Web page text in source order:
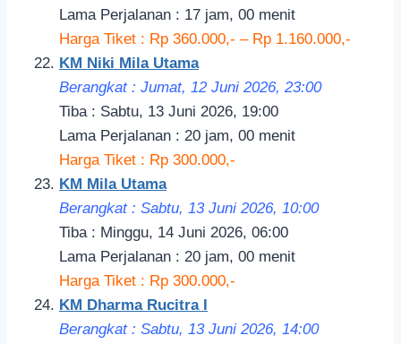
Lama Perjalanan : 17 jam, 00 menit
Harga Tiket : Rp 360.000,- – Rp 1.160.000,-
KM Niki Mila Utama
Berangkat : Jumat, 12 Juni 2026, 23:00
Tiba : Sabtu, 13 Juni 2026, 19:00
Lama Perjalanan : 20 jam, 00 menit
Harga Tiket : Rp 300.000,-
KM Mila Utama
Berangkat : Sabtu, 13 Juni 2026, 10:00
Tiba : Minggu, 14 Juni 2026, 06:00
Lama Perjalanan : 20 jam, 00 menit
Harga Tiket : Rp 300.000,-
KM Dharma Rucitra I
Berangkat : Sabtu, 13 Juni 2026, 14:00